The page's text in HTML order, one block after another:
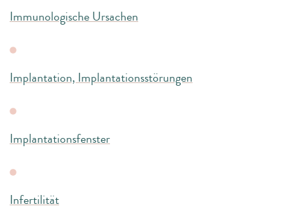
Immunologische Ursachen
Implantation, Implantationsstörungen
Implantationsfenster
Infertilität